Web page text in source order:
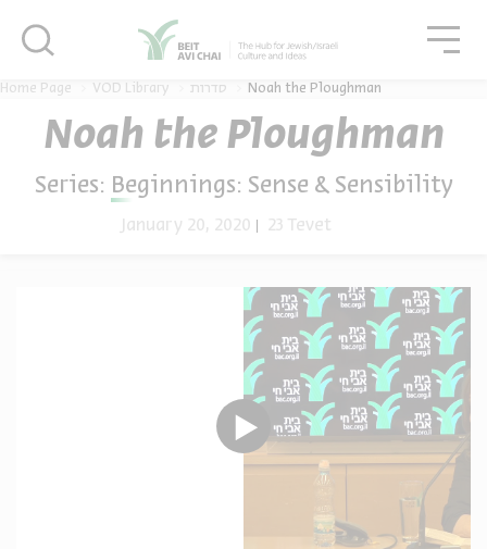
Home Page VOD Library סדרות Noah the Ploughman
Noah the Ploughman
Series: Beginnings: Sense & Sensibility
January 20, 2020 23 Tevet